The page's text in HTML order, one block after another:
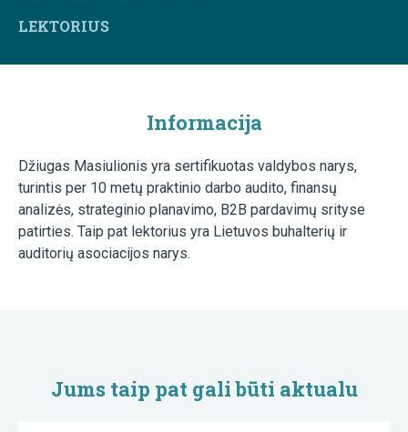
LEKTORIUS
Informacija
Džiugas Masiulionis yra sertifikuotas valdybos narys,
turintis per 10 metų praktinio darbo audito, finansų
analizės, strateginio planavimo, B2B pardavimų srityse
patirties. Taip pat lektorius yra Lietuvos buhalterių ir
auditorių asociacijos narys.
Jums taip pat gali būti aktualu